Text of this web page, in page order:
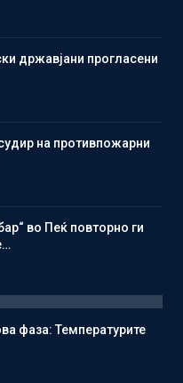
државјани прогласени
на противпожарни
во Пеќ повторно ги
фаза: Температурите